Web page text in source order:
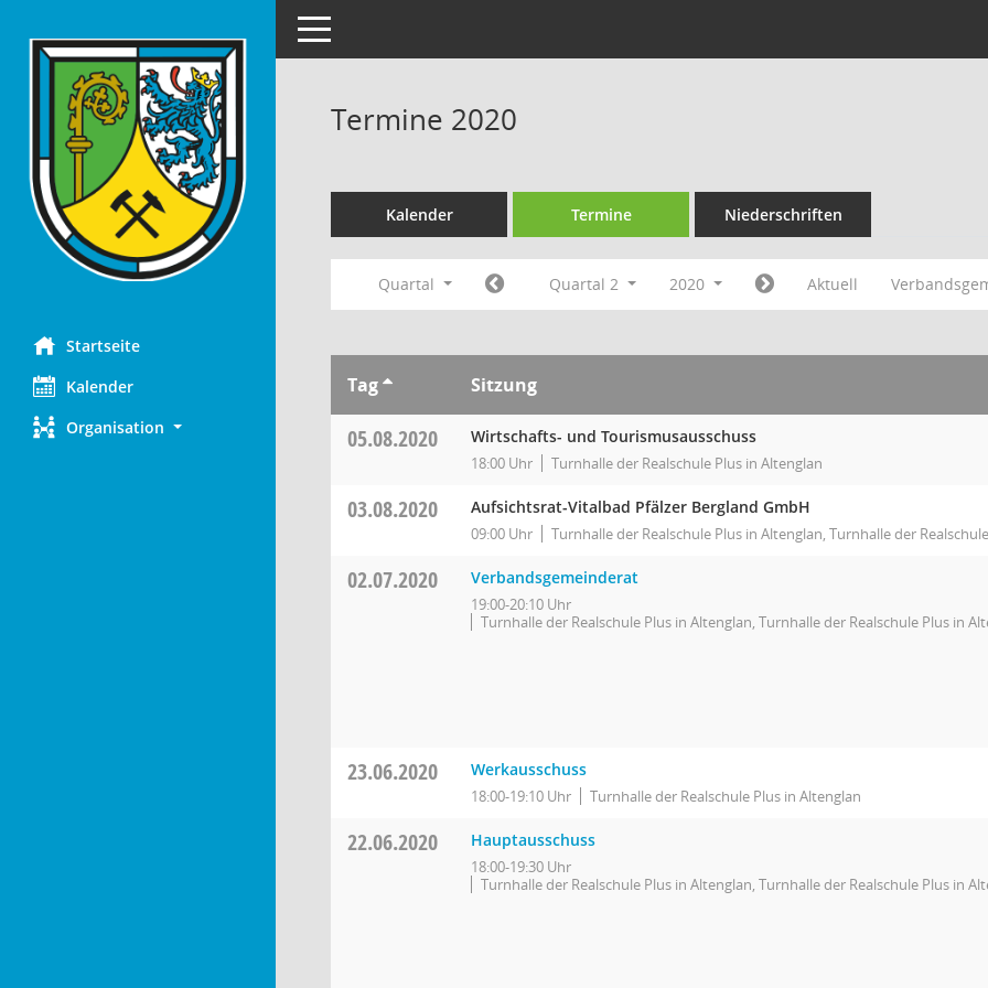
Startseite
Kalender
Organisation
Toggle navigation
Termine 2020
Kalender Termine Niederschriften
Quartal Quartal 2 2020 Aktuell
Tag Sitzung
05.08.2020 Wirtschafts- und Tourismusausschuss
18:00 Uhr Turnhalle der Realschule Plus in Altenglan
03.08.2020 Aufsichtsrat-Vitalbad Pfälzer Bergland GmbH
09:00 Uhr Turnhalle der Realschule Plus in Altenglan, Turnhalle der
02.07.2020 Verbandsgemeinderat
19:00-20:10 Uhr
Turnhalle der Realschule Plus in Altenglan, Turnhalle der Realschule Plus in
23.06.2020 Werkausschuss
18:00-19:10 Uhr Turnhalle der Realschule Plus in Altenglan
22.06.2020 Hauptausschuss
18:00-19:30 Uhr
Turnhalle der Realschule Plus in Altenglan, Turnhalle der Realschule Plus in